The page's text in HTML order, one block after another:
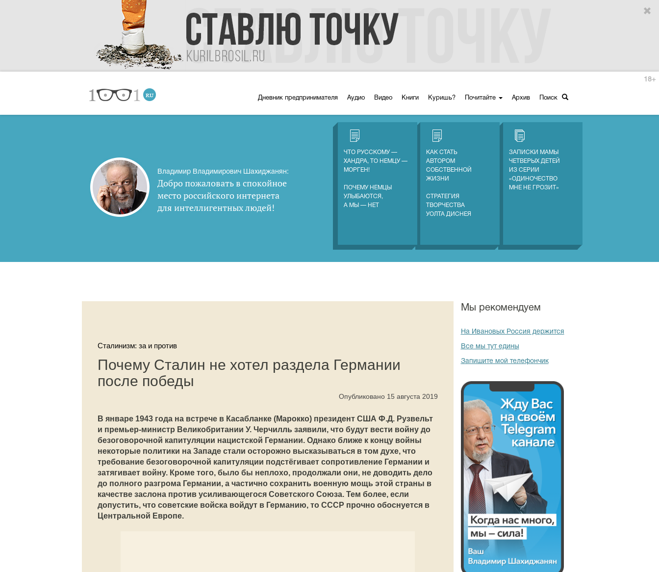
Дневник предпринимателя Аудио Видео Книги Куришь? Почитайте Архив Поиск
18+
Владимир Владимирович Шахиджанян:
Добро пожаловать в спокойное
место российского интернета
для интеллигентных людей!
ЧТО РУССКОМУ —
ХАНДРА, ТО НЕМЦУ —
МОРГЕН!
ПОЧЕМУ НЕМЦЫ
УЛЫБАЮТСЯ,
А МЫ — НЕТ
КАК СТАТЬ
АВТОРОМ
СОБСТВЕННОЙ
ЖИЗНИ
СТРАТЕГИЯ
ТВОРЧЕСТВА
УОЛТА ДИСНЕЯ
ЗАПИСКИ МАМЫ
ЧЕТВЕРЫХ ДЕТЕЙ
ИЗ СЕРИИ
«ОДИНОЧЕСТВО
МНЕ НЕ ГРОЗИТ»
Сталинизм: за и против
Почему Сталин не хотел раздела Германии
после победы
Опубликовано 15 августа 2019
В январе 1943 года на встрече в Касабланке (Марокко) президент США Ф.Д. Рузвельт
и премьер-министр Великобритании У. Черчилль заявили, что будут вести войну до
безоговорочной капитуляции нацистской Германии. Однако ближе к концу войны
некоторые политики на Западе стали осторожно высказываться в том духе, что
требование безоговорочной капитуляции подстёгивает сопротивление Германии и
затягивает войну. Кроме того, было бы неплохо, продолжали они, не доводить дело
до полного разгрома Германии, а частично сохранить военную мощь этой страны в
качестве заслона против усиливающегося Советского Союза. Тем более, если
допустить, что советские войска войдут в Германию, то СССР прочно обоснуется в
Центральной Европе.
Мы рекомендуем
На Ивановых Россия держится
Все мы тут едины
Запишите мой телефончик